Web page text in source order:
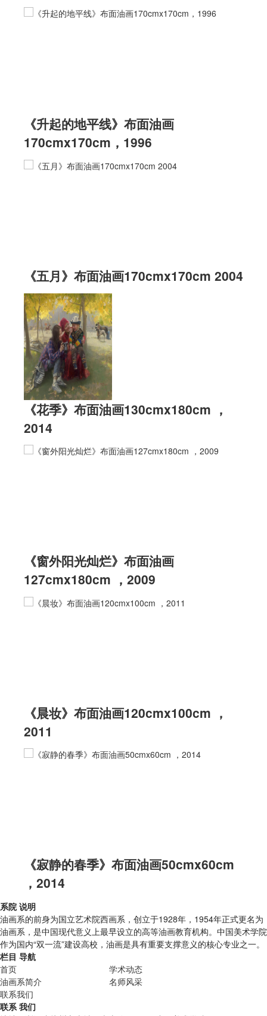
《升起的地平线》布面油画
170cmx170cm，1996
《五月》布面油画170cmx170cm 2004
《花季》布面油画130cmx180cm ，
2014
《窗外阳光灿烂》布面油画
127cmx180cm ，2009
《晨妆》布面油画120cmx100cm ，
2011
《寂静的春季》布面油画50cmx60cm
，2014
系院 说明
油画系的前身为国立艺术院西画系，创立于1928年，1954年正式更名为
油画系，是中国现代意义上最早设立的高等油画教育机构。中国美术学院
作为国内“双一流”建设高校，油画是具有重要支撑意义的核心专业之一。
栏目 导航
首页
学术动态
油画系简介
名师风采
联系我们
联系我们